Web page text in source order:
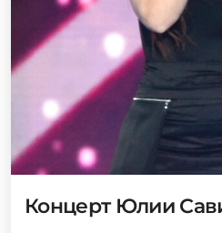
Концерт Юлии